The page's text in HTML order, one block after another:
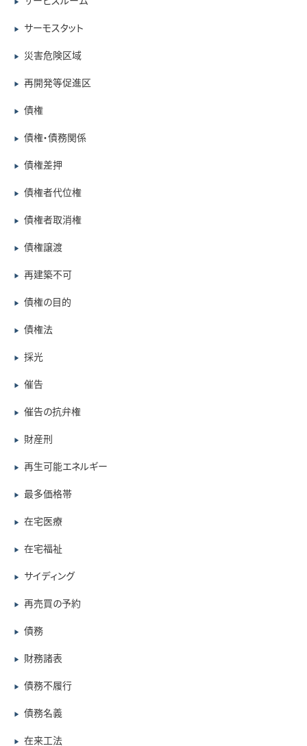
▶ サーモスタット
▶ 災害危険区域
▶ 再開発等促進区
▶ 債権
▶ 債権・債務関係
▶ 債権差押
▶ 債権者代位権
▶ 債権者取消権
▶ 債権譲渡
▶ 再建築不可
▶ 債権の目的
▶ 債権法
▶ 採光
▶ 催告
▶ 催告の抗弁権
▶ 財産刑
▶ 再生可能エネルギー
▶ 最多価格帯
▶ 在宅医療
▶ 在宅福祉
▶ サイディング
▶ 再売買の予約
▶ 債務
▶ 財務諸表
▶ 債務不履行
▶ 債務名義
▶ 在来工法